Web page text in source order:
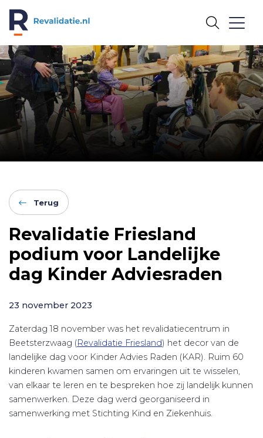
REVALIDATIE.NL
Terug
Revalidatie Friesland
podium voor Landelijke
dag Kinder Adviesraden
23 november 2023
Zaterdag 18 november was het revalidatiecentrum in
Beetsterzwaag (Revalidatie Friesland) het decor van de
landelijke dag voor Kinder Advies Raden (KAR). Ruim 60
kinderen kwamen samen om ervaringen uit te wisselen,
van elkaar te leren en te bespreken hoe zij landelijk kunnen
samenwerken. Deze dag werd georganiseerd in
samenwerking met Stichting Kind en Ziekenhuis.